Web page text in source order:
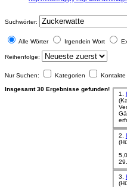
Suchwörter:
Alle Wörter Irgendein Wort
Reihenfolge:
Nur Suchen: Kategorien Kontakte
Insgesamt 30 Ergebnisse gefunden!
1.
2.
3.